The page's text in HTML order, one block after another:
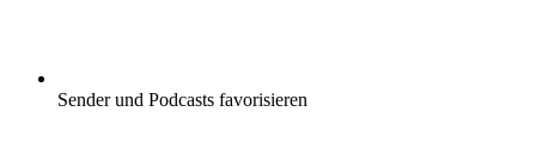
Sender und Podcasts favorisieren